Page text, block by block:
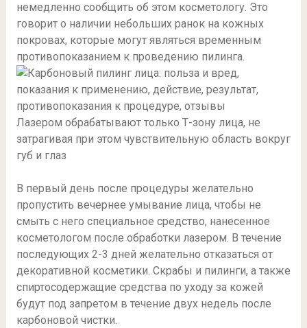
немедленно сообщить об этом косметологу. Это
говорит о наличии небольших ранок на кожных
покровах, которые могут являться временным
противопоказанием к проведению пилинга.
Лазером обрабатывают только Т-зону лица, не
затрагивая при этом чувствительную область вокруг
губ и глаз
В первый день после процедуры желательно
пропустить вечернее умывание лица, чтобы не
смыть с него специальное средство, нанесенное
косметологом после обработки лазером. В течение
последующих 2-3 дней желательно отказаться от
декоративной косметики. Скрабы и пилинги, а также
спиртосодержащие средства по уходу за кожей
будут под запретом в течение двух недель после
карбоновой чистки.